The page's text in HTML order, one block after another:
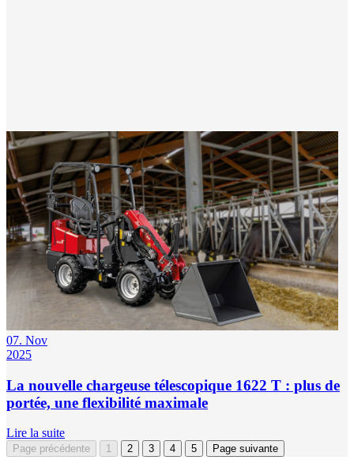
07. Nov
2025
La nouvelle chargeuse télescopique 1622 T : plus de
portée, une flexibilité maximale
Lire la suite
Page précédente 1 2 3 4 5 Page suivante